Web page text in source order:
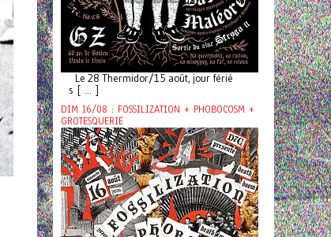
Le 28 Thermidor/15 août, jour férié
s [ ... ]
DIM 16/08 : FOSSILIZATION + PHOBOCOSM +
GROTESQUERIE